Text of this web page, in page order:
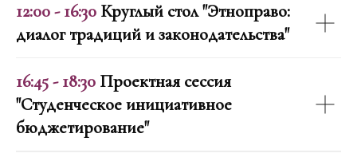
12:00 - 16:30 Круглый стол "Этноправо:
диалог традиций и законодательства"
16:45 - 18:30 Проектная сессия
"Студенческое инициативное
бюджетирование"